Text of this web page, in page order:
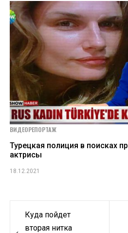
ВИДЕОРЕПОРТАЖ
Турецкая полиция в поисках
актрисы
18.12.2021
Навигация
по
Куда пойдет
вторая нитка